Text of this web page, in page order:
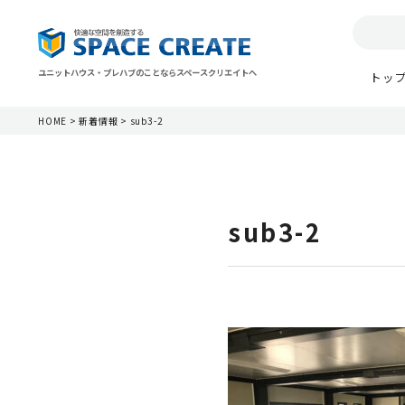
ユニットハウス・プレハブのことならスペースクリエイトへ トッ
HOME >新着情報 > sub3-2
sub3-2